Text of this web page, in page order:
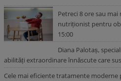
Petreci 8 ore sau
nutriționist pentru
15:00
Diana Palotaș,
abilități extraordinare înnăscute care
Cele mai eficiente tratamente moderne